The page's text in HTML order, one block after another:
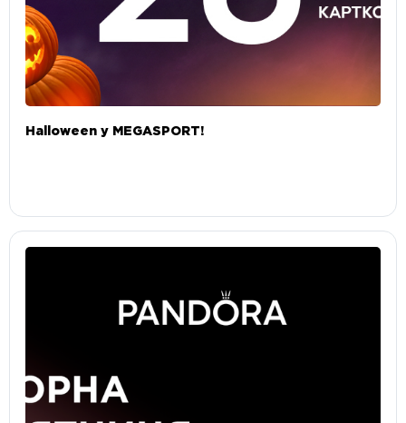
Halloween у MEGASPORT!